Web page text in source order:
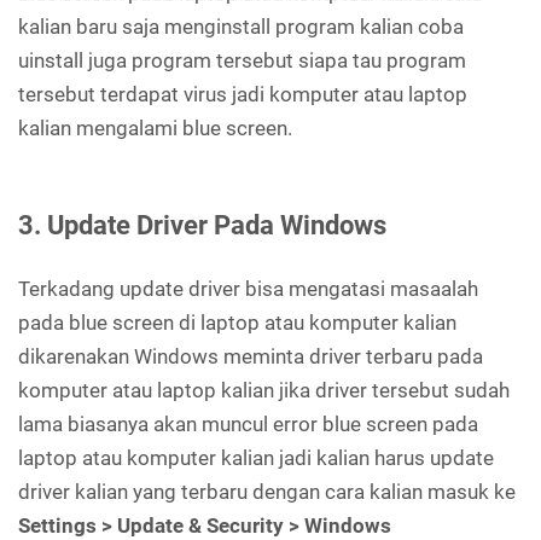
kalian baru saja menginstall program kalian coba
uinstall juga program tersebut siapa tau program
tersebut terdapat virus jadi komputer atau laptop
kalian mengalami blue screen.
3. Update Driver Pada Windows
Terkadang update driver bisa mengatasi masaalah
pada blue screen di laptop atau komputer kalian
dikarenakan Windows meminta driver terbaru pada
komputer atau laptop kalian jika driver tersebut sudah
lama biasanya akan muncul error blue screen pada
laptop atau komputer kalian jadi kalian harus update
driver kalian yang terbaru dengan cara kalian masuk ke
Settings > Update & Security > Windows